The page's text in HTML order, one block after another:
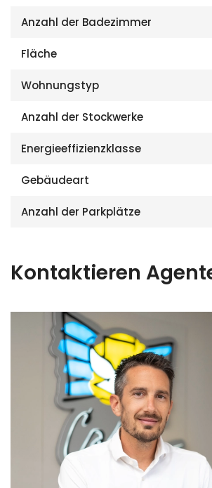
Anzahl der Badezimmer
Fläche
Wohnungstyp
Anzahl der Stockwerke
Energieeffizienzklasse
Gebäudeart
Anzahl der Parkplätze
Kontaktieren